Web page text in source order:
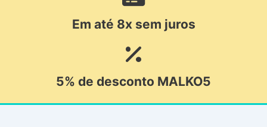
Em até 8x sem juros
5% de desconto MALKO5